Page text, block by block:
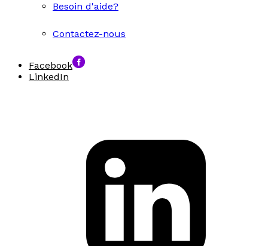
Besoin d'aide?
Contactez-nous
Facebook
LinkedIn